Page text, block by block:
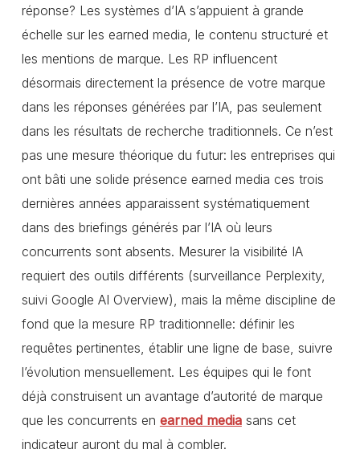
réponse? Les systèmes d’IA s’appuient à grande
échelle sur les earned media, le contenu structuré et
les mentions de marque. Les RP influencent
désormais directement la présence de votre marque
dans les réponses générées par l’IA, pas seulement
dans les résultats de recherche traditionnels. Ce n’est
pas une mesure théorique du futur: les entreprises qui
ont bâti une solide présence earned media ces trois
dernières années apparaissent systématiquement
dans des briefings générés par l’IA où leurs
concurrents sont absents. Mesurer la visibilité IA
requiert des outils différents (surveillance Perplexity,
suivi Google AI Overview), mais la même discipline de
fond que la mesure RP traditionnelle: définir les
requêtes pertinentes, établir une ligne de base, suivre
l’évolution mensuellement. Les équipes qui le font
déjà construisent un avantage d’autorité de marque
que les concurrents en earned mediasans cet
indicateur auront du mal à combler.